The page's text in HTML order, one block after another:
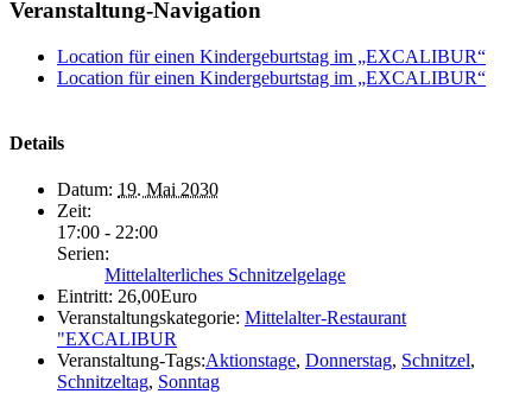
Veranstaltung-Navigation
Location für einen Kindergeburtstag im „EXCALIBUR“
Location für einen Kindergeburtstag im „EXCALIBUR“
Details
Datum: 19. Mai 2030
Zeit:
17:00 - 22:00
Serien:
Mittelalterliches Schnitzelgelage
Eintritt: 26,00Euro
Veranstaltungskategorie: Mittelalter-Restaurant
"EXCALIBUR
Veranstaltung-Tags:Aktionstage, Donnerstag, Schnitzel,
Schnitzeltag, Sonntag